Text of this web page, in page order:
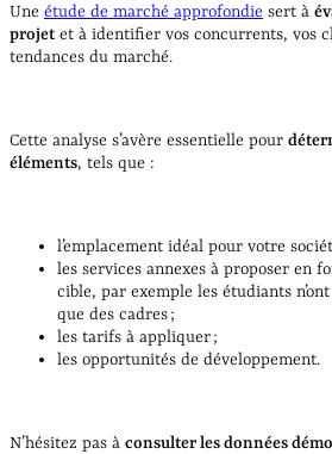
Une étude de marché approfondie sert à
projet et à identifier vos concurrents, vos
tendances du marché.
Cette analyse s’avère essentielle pour
éléments, tels que :
l’emplacement idéal pour votre
les services annexes à proposer en
cible, par exemple les étudiants
que des cadres ;
les tarifs à appliquer ;
les opportunités de développement.
N’hésitez pas à consulter les données